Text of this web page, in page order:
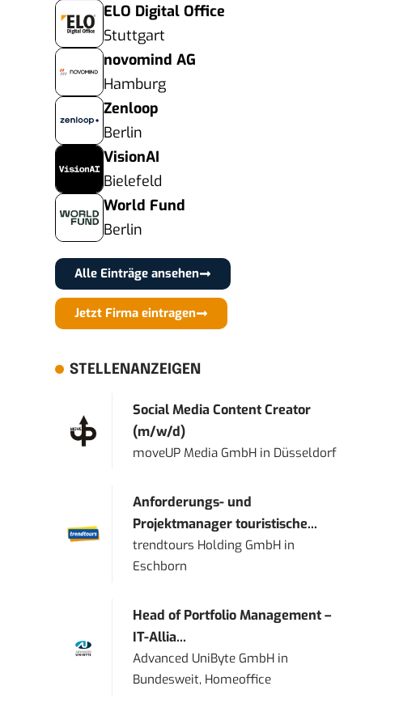
ELO Digital Office
Stuttgart
novomind AG
Hamburg
Zenloop
Berlin
VisionAI
Bielefeld
World Fund
Berlin
Alle Einträge ansehen
Jetzt Firma eintragen
STELLENANZEIGEN
Social Media Content Creator
(m/w/d)
moveUP Media GmbH in Düsseldorf
Anforderungs- und
Projektmanager touristische...
trendtours Holding GmbH in
Eschborn
Head of Portfolio Management –
IT-Allia...
Advanced UniByte GmbH in
Bundesweit, Homeoffice